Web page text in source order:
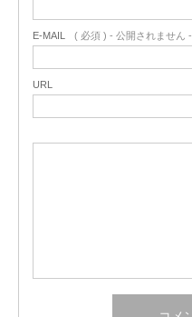
E-MAIL ( 必須 ) - 公開されません -
URL